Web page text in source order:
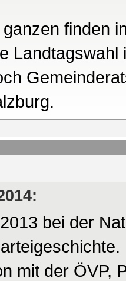
finden
bei der
mit der ÖVP,